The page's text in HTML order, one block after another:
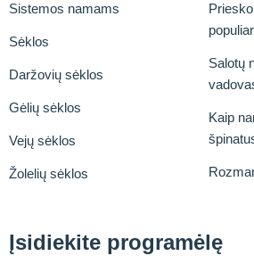
Sistemos namams
Sėklos
Daržovių sėklos
Gėlių sėklos
Vejų sėklos
Žolelių sėklos
Salotų
Kaip
Įsidiekite programėlę